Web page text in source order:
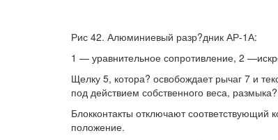
Рис 42. Алюминиевый разр?дник АР-1А:
1 — уравнительное сопротивление, 2
Щелку 5, котора? освобождает рычаг 7 и
под действием собственного веса,
Блокконтакты отключают соответствующий
положение.